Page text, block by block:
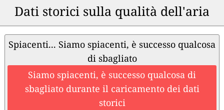
Dati storici sulla qualità dell'aria
Spiacenti... Siamo spiacenti, è successo qualcosa
di sbagliato
Siamo spiacenti, è successo qualcosa di
sbagliato durante il caricamento dei dati
storici